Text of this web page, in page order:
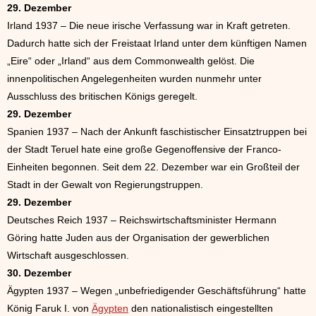
29. Dezember
Irland 1937 – Die neue irische Verfassung war in Kraft getreten.
Dadurch hatte sich der Freistaat Irland unter dem künftigen Namen
„Eire“ oder „Irland“ aus dem Commonwealth gelöst. Die
innenpolitischen Angelegenheiten wurden nunmehr unter
Ausschluss des britischen Königs geregelt.
29. Dezember
Spanien 1937 – Nach der Ankunft faschistischer Einsatztruppen bei
der Stadt Teruel hate eine große Gegenoffensive der Franco-
Einheiten begonnen. Seit dem 22. Dezember war ein Großteil der
Stadt in der Gewalt von Regierungstruppen.
29. Dezember
Deutsches Reich 1937 – Reichswirtschaftsminister Hermann
Göring hatte Juden aus der Organisation der gewerblichen
Wirtschaft ausgeschlossen.
30. Dezember
Ägypten 1937 – Wegen „unbefriedigender Geschäftsführung“ hatte
König Faruk I. von Ägypten den nationalistisch eingestellten